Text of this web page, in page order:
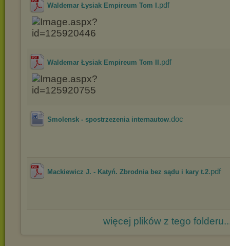
Waldemar Łysiak Empireum Tom I .pdf
Waldemar Łysiak Empireum Tom II .pdf
Smolensk - spostrzezenia internautow.doc
Mackiewicz J. - Katyń. Zbrodnia bez sądu i kary t.2.pdf
więcej plików z tego